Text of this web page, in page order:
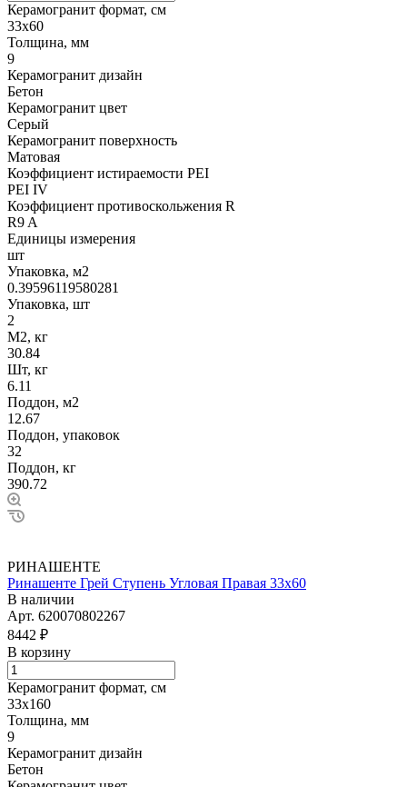
Керамогранит формат, см
33х60
Толщина, мм
9
Керамогранит дизайн
Бетон
Керамогранит цвет
Серый
Керамогранит поверхность
Матовая
Коэффициент истираемости PEI
PEI IV
Коэффициент противоскольжения R
R9 A
Единицы измерения
шт
Упаковка, м2
0.39596119580281
Упаковка, шт
2
М2, кг
30.84
Шт, кг
6.11
Поддон, м2
12.67
Поддон, упаковок
32
Поддон, кг
390.72
РИНАШЕНТЕ
Ринашенте Грей Ступень Угловая Правая 33х60
В наличии
Арт. 620070802267
8442 ₽
В корзину
Керамогранит формат, см
33х160
Толщина, мм
9
Керамогранит дизайн
Бетон